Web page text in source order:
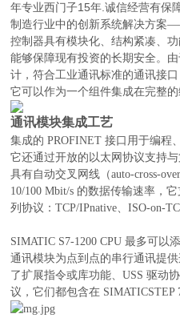
年专业西门子15年.诚信经营有保
制造行业中的创新系统解决方案
控制器具有模块化、结构紧凑、
能够保障现有投资的长期安全。
计，符合工业通讯标准的通讯接
它可以作为一个组件集成在完整的
通讯模块集成工艺
集成的 PROFINET 接口用于编程
它还通过开放的以太网协议支持
具有自动交叉网线（auto-cross-
10/100 Mbit/s 的数据传输速率，
列协议：TCP/IPnative、ISO-on-
SIMATIC S7-1200 CPU 最多可以
通讯模块为点到点的串行通讯提
了扩展指令或库功能、USS 驱动
议，它们都包含在 SIMATICSTEP